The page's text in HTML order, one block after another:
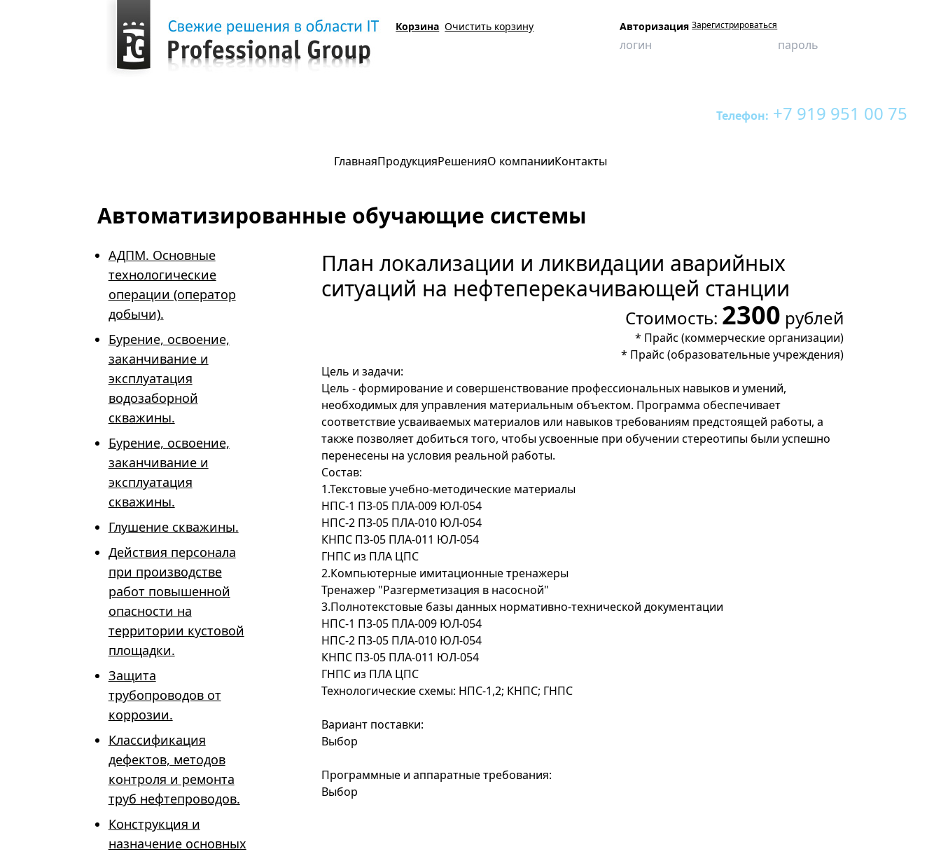
Корзина Очистить корзину Авторизация Зарегистрироваться
Телефон: +7 919 951 00 75
ГлавнаяПродукцияРешенияО компанииКонтакты
Автоматизированные обучающие системы
АДПМ. Основные
технологические
операции (оператор
добычи).
Бурение, освоение,
заканчивание и
эксплуатация
водозаборной
скважины.
Бурение, освоение,
заканчивание и
эксплуатация
скважины.
Глушение скважины.
Действия персонала
при производстве
работ повышенной
опасности на
территории кустовой
площадки.
Защита
трубопроводов от
коррозии.
Классификация
дефектов, методов
контроля и ремонта
труб нефтепроводов.
Конструкция и
назначение основных
План локализации и ликвидации аварийных
ситуаций на нефтеперекачивающей станции
Стоимость: 2300 рублей
* Прайс (коммерческие организации)
* Прайс (образовательные учреждения)
Цель и задачи:
Цель - формирование и совершенствование профессиональных навыков и умений,
необходимых для управления материальным объектом. Программа обеспечивает
соответствие усваиваемых материалов или навыков требованиям предстоящей работы, а
также позволяет добиться того, чтобы усвоенные при обучении стереотипы были успешно
перенесены на условия реальной работы.
Состав:
1.Текстовые учебно-методические материалы
НПС-1 П3-05 ПЛА-009 ЮЛ-054
НПС-2 П3-05 ПЛА-010 ЮЛ-054
КНПС П3-05 ПЛА-011 ЮЛ-054
ГНПС из ПЛА ЦПС
2.Компьютерные имитационные тренажеры
Тренажер "Разгерметизация в насосной"
3.Полнотекстовые базы данных нормативно-технической документации
НПС-1 П3-05 ПЛА-009 ЮЛ-054
НПС-2 П3-05 ПЛА-010 ЮЛ-054
КНПС П3-05 ПЛА-011 ЮЛ-054
ГНПС из ПЛА ЦПС
Технологические схемы: НПС-1,2; КНПС; ГНПС
Вариант поставки:
Выбор
Программные и аппаратные требования:
Выбор